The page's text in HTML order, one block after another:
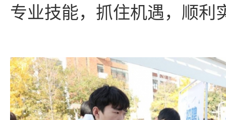
专业技能，抓住机遇，顺利